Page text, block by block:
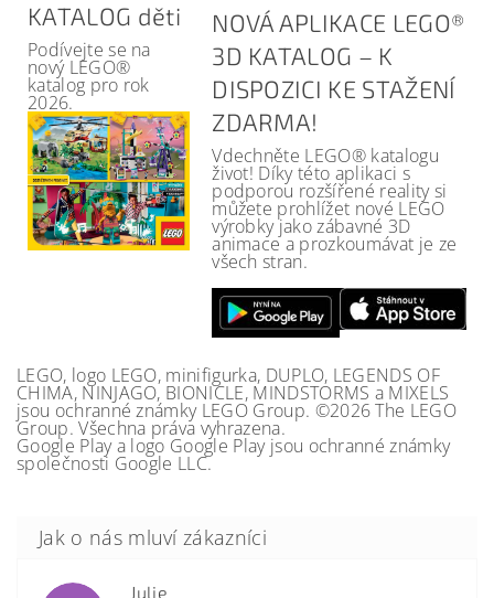
KATALOG děti
Podívejte se na
nový LEGO®
katalog pro rok
2026.
NOVÁ APLIKACE LEGO®
3D KATALOG – K
DISPOZICI KE STAŽENÍ
ZDARMA!
Vdechněte LEGO® katalogu
život! Díky této aplikaci s
podporou rozšířené reality si
můžete prohlížet nové LEGO
výrobky jako zábavné 3D
animace a prozkoumávat je ze
všech stran.
LEGO, logo LEGO, minifigurka, DUPLO, LEGENDS OF
CHIMA, NINJAGO, BIONICLE, MINDSTORMS a MIXELS
jsou ochranné známky LEGO Group. ©2026 The LEGO
Group. Všechna práva vyhrazena.
Google Play a logo Google Play jsou ochranné známky
společnosti Google LLC.
Julie